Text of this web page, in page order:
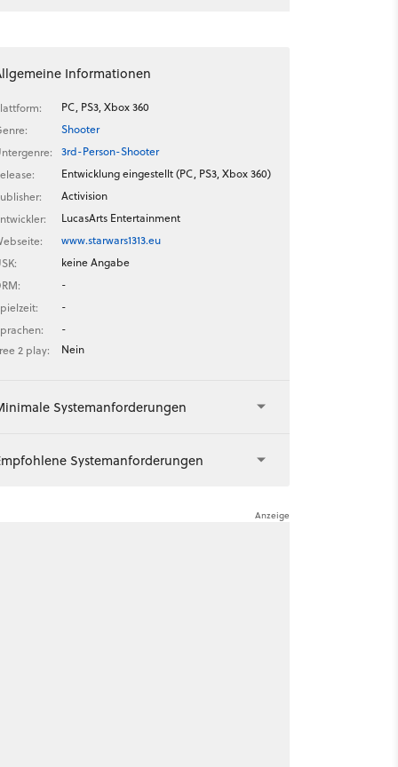
Informationen
PC, PS3, Xbox 360
Shooter
3rd-Person-Shooter
Entwicklung eingestellt (PC, PS3, Xbox 360)
Activision
LucasArts Entertainment
www.starwars1313.eu
keine Angabe
-
-
-
2 play:
Nein
Systemanforderungen
Systemanforderungen